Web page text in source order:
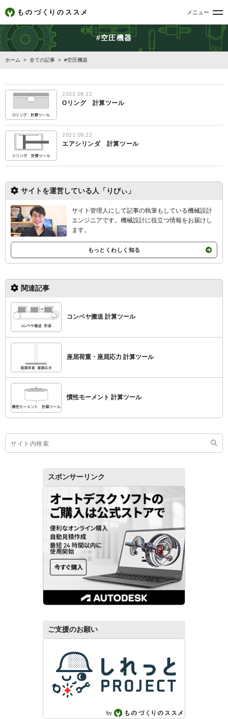
メニュー
#空圧機器
ホーム > 全ての記事 > #空圧機器
2022.09.22
Oリング 計算ツール
2022.09.22
エアシリンダ 計算ツール
関連記事
コンベヤ搬送 計算ツール
座屈荷重・座屈応力 計算ツール
慣性モーメント 計算ツール
サイトを運営している人「りびぃ」
サイト管理人にして記事の執筆もしている機械設計
エンジニアです。機械設計に役立つ情報をお届けし
ます。
もっとくわしく知る
スポンサーリンク
ご支援のお願い